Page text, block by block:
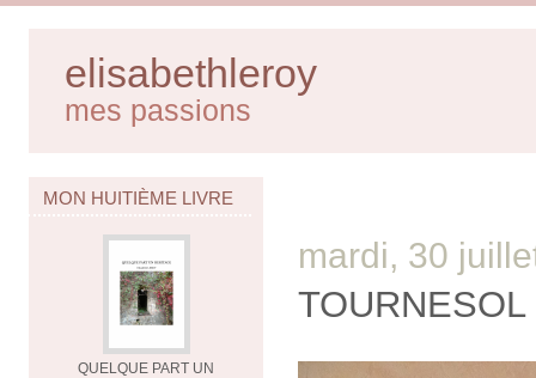
elisabethleroy
mes passions
MON HUITIÈME LIVRE
QUELQUE PART UN
mardi, 30